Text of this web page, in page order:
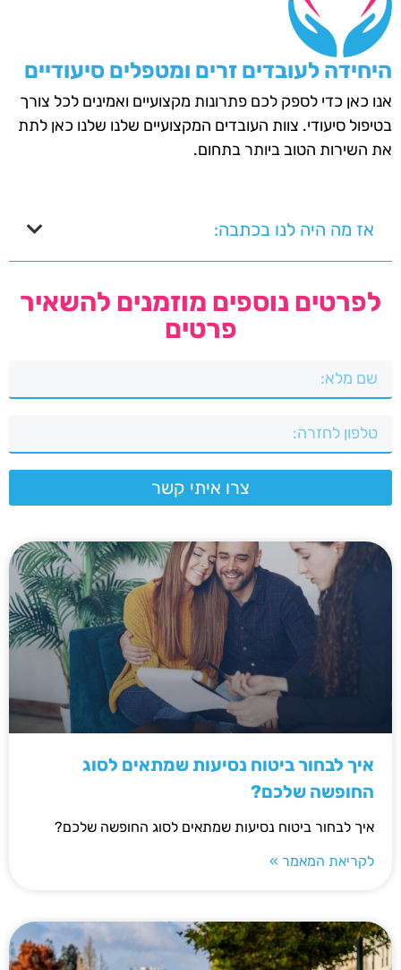
היחידה לעובדים זרים ומטפלים סיעודיים
אנו כאן כדי לספק לכם פתרונות מקצועיים ואמינים לכל צורך
בטיפול סיעודי. צוות העובדים המקצועיים שלנו שלנו כאן לתת
את השירות הטוב ביותר בתחום.
אז מה היה לנו בכתבה:
לפרטים נוספים מוזמנים להשאיר
פרטים
צרו איתי קשר
איך לבחור ביטוח נסיעות שמתאים לסוג
החופשה שלכם?
איך לבחור ביטוח נסיעות שמתאים לסוג החופשה שלכם?
לקריאת המאמר »